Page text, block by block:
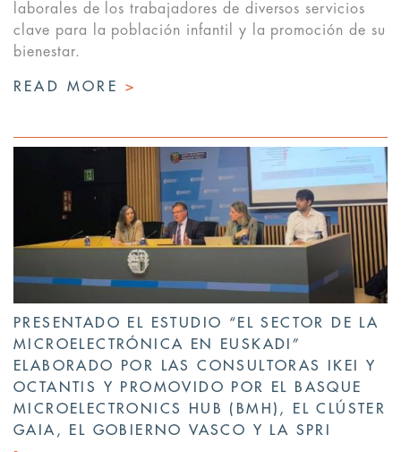
laborales de los trabajadores de diversos servicios
clave para la población infantil y la promoción de su
bienestar.
READ MORE >
PRESENTADO EL ESTUDIO “EL SECTOR DE LA
MICROELECTRÓNICA EN EUSKADI”
ELABORADO POR LAS CONSULTORAS IKEI Y
OCTANTIS Y PROMOVIDO POR EL BASQUE
MICROELECTRONICS HUB (BMH), EL CLÚSTER
GAIA, EL GOBIERNO VASCO Y LA SPRI